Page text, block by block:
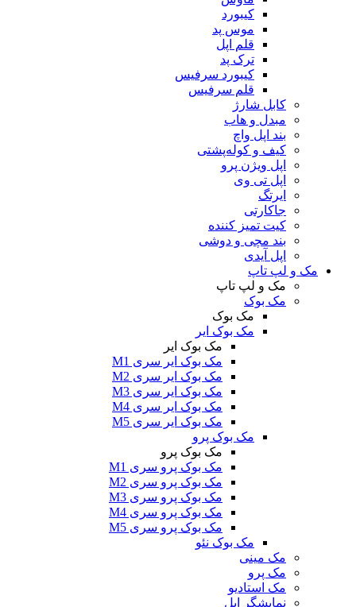
کیبورد
موس پد
قلم اپل
ترک پد
کیبورد سرفیس
قلم سرفیس
کابل شارژ
مبدل و هاب
بند اپل واچ
کیف و کوله‌پشتی
اپل ویژن پرو
اپل تی وی
ایرتگ
جاکارتی
کیت تمیز کننده
بند مچی و دوشی
اپل آیدی
مک و لپ‌ تاپ
مک و لپ‌ تاپ
مک بوک
مک بوک
مک بوک ایر
مک بوک ایر
مک بوک ایر سری M1
مک بوک ایر سری M2
مک بوک ایر سری M3
مک بوک ایر سری M4
مک بوک ایر سری M5
مک بوک پرو
مک بوک پرو
مک بوک پرو سری M1
مک بوک پرو سری M2
مک بوک پرو سری M3
مک بوک پرو سری M4
مک بوک پرو سری M5
مک بوک نئو
مک مینی
مک پرو
مک استادیو
نمایشگر اپل